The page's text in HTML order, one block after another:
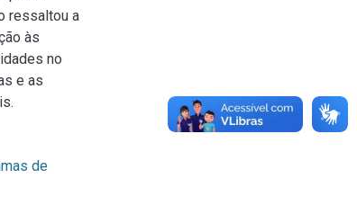
ressaltou a
às
no
e as
de